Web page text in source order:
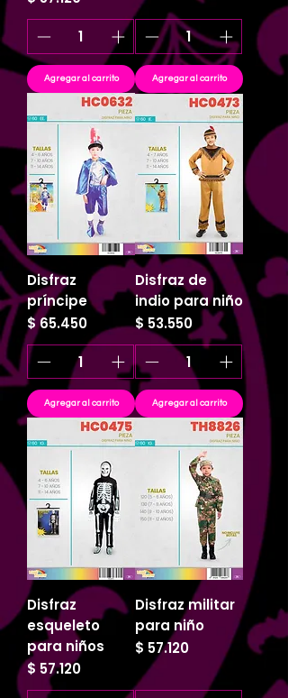
Agregar al carrito Agregar al carrito
Disfraz
príncipe
Precio
$ 65.450
Agregar al carrito
Disfraz de
indio para niño
Precio
$ 53.550
Agregar al carrito
Disfraz
esqueleto
para niños
Precio
$ 57.120
Disfraz militar
para niño
Precio
$ 57.120